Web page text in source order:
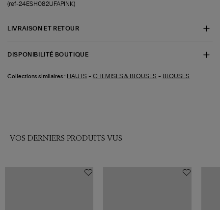
(ref-24ESH082UFAPINK)
LIVRAISON ET RETOUR
DISPONIBILITÉ BOUTIQUE
Collections similaires : HAUTS -CHEMISES & BLOUSES - BLOUSES
VOS DERNIERS PRODUITS VUS